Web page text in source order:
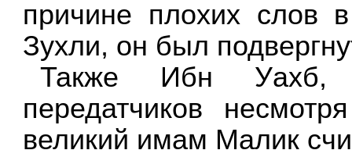
причине плохих слов
Зухли, он был
Также Ибн Уахб,
передатчиков
великий имам Малик